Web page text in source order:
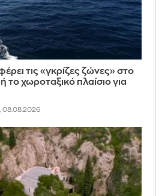
τις «γκρίζες ζώνες» στο
το χωροταξικό πλαίσιο για
08.08.2026